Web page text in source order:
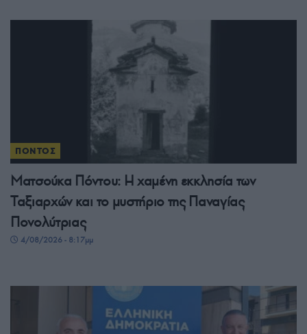
ΠΟΝΤΟΣ
Ματσούκα Πόντου: Η χαμένη εκκλησία των
Ταξιαρχών και το μυστήριο της Παναγίας
Πονολύτριας
4/08/2026 - 8:17μμ